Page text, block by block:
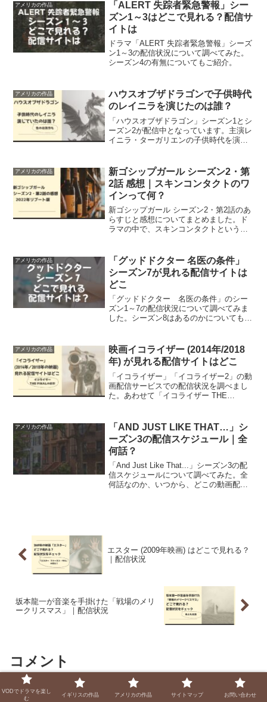
アメリカの作品
「ALERT 失踪者緊急警報」シー
ズン1～3はどこで見れる？配信サ
イトは
ドラマ「ALERT 失踪者緊急警報」シーズ
ン1～3の配信状況について調べてみた。
シーズン4の有無についてもご紹介。
アメリカの作品
ハウスオブザドラゴンで子供時代
のレイニラを演じたのは誰？
「ハウスオブザドラゴン」シーズン1とシ
ーズン2が配信中となっています。主演レ
イニラ・ターガリエンの子供時代を演じ
アメリカの作品
新ゴシップガール シーズン2・第
2話 感想｜スキンコンタクトのワ
インって何？
新ゴシップガール シーズン2・第2話のあ
らすじと感想についてまとめました。ド
ラマの中で、スキンコンタクトというワ
アメリカの作品
「グッドドクター 名医の条件」
シーズン7が見れる配信サイトは
どこ
「グッドドクター 名医の条件」のシー
ズン1～7の配信状況について調べてみま
した。シーズン8はあるのかについてもご
アメリカの作品
映画イコライザー (2014年/2018
年) が見れる配信サイトはどこ
「イコライザー」「イコライザー2」の動
画配信サービスでの配信状況を調べまし
た。あわせて「イコライザー THE
アメリカの作品
「AND JUST LIKE THAT…」シ
ーズン3の配信スケジュール｜全
何話？
「And Just Like That...」シーズン3の配
信スケジュールについて調べてみた。全
何話なのか、いつから、どこの動画配信
エスター (2009年映画) はどこで見れる？
｜配信状況
坂本龍一が音楽を手掛けた「戦場のメリ
ークリスマス」｜配信状況
コメント
VODでドラマを楽し
む
イギリスの作品 アメリカの作品 サイトマップ お問い合わせ